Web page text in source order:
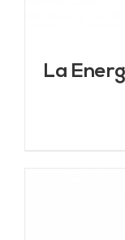
La